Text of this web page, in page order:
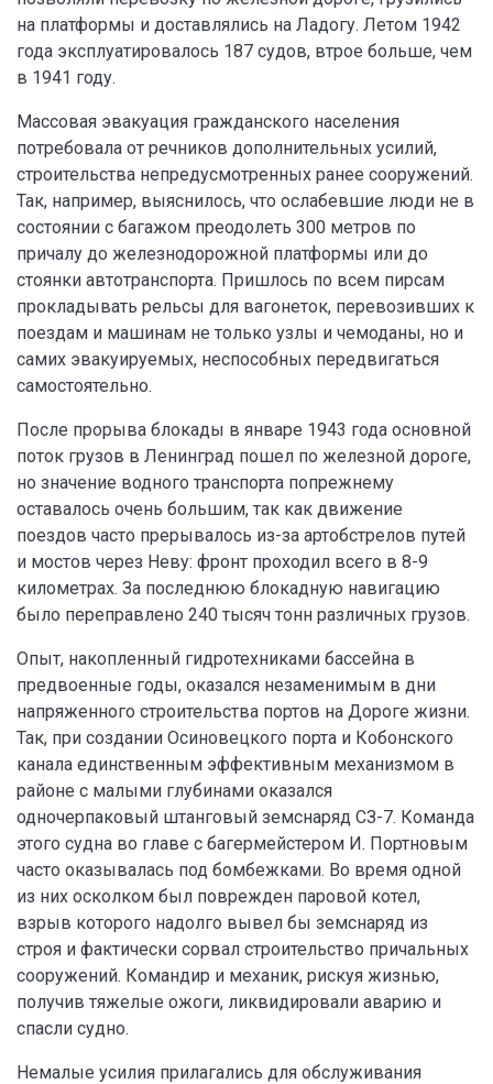
на платформы и доставлялись на Ладогу. Летом 1942
года эксплуатировалось 187 судов, втрое больше, чем
в 1941 году.
Массовая эвакуация гражданского населения
потребовала от речников дополнительных усилий,
строительства непредусмотренных ранее сооружений.
Так, например, выяснилось, что ослабевшие люди не в
состоянии с багажом преодолеть 300 метров по
причалу до железнодорожной платформы или до
стоянки автотранспорта. Пришлось по всем пирсам
прокладывать рельсы для вагонеток, перевозивших к
поездам и машинам не только узлы и чемоданы, но и
самих эвакуируемых, неспособных передвигаться
самостоятельно.
После прорыва блокады в январе 1943 года основной
поток грузов в Ленинград пошел по железной дороге,
но значение водного транспорта попрежнему
оставалось очень большим, так как движение
поездов часто прерывалось из-за артобстрелов путей
и мостов через Неву: фронт проходил всего в 8-9
километрах. За последнюю блокадную навигацию
было переправлено 240 тысяч тонн различных грузов.
Опыт, накопленный гидротехниками бассейна в
предвоенные годы, оказался незаменимым в дни
напряженного строительства портов на Дороге жизни.
Так, при создании Осиновецкого порта и Кобонского
канала единственным эффективным механизмом в
районе с малыми глубинами оказался
одночерпаковый штанговый земснаряд СЗ-7. Команда
этого судна во главе с багермейстером И. Портновым
часто оказывалась под бомбежками. Во время одной
из них осколком был поврежден паровой котел,
взрыв которого надолго вывел бы земснаряд из
строя и фактически сорвал строительство причальных
сооружений. Командир и механик, рискуя жизнью,
получив тяжелые ожоги, ликвидировали аварию и
спасли судно.
Немалые усилия прилагались для обслуживания